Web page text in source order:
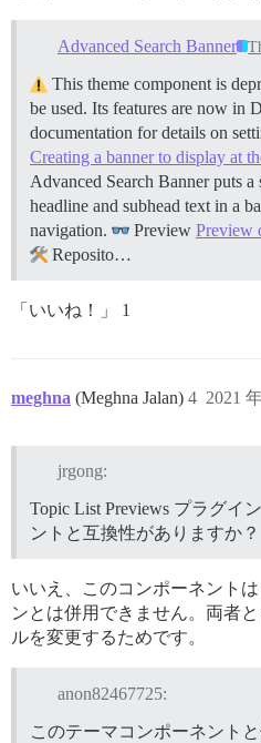
Advanced Search Banner
This theme component is
be used. Its features are now in
documentation for details on
Creating a banner to display at
Advanced Search Banner puts
headline and subhead text in a
navigation.
Preview Preview
Reposito…
「いいね！」 1
meghna (Meghna Jalan) 2021
4
jrgong:
Topic List Previews プラグイ
ントと互換性がありますか？
いいえ、このコンポーネントは
ンとは併用できません。両者
ルを変更するためです。
anon82467725:
このテーマコンポーネント